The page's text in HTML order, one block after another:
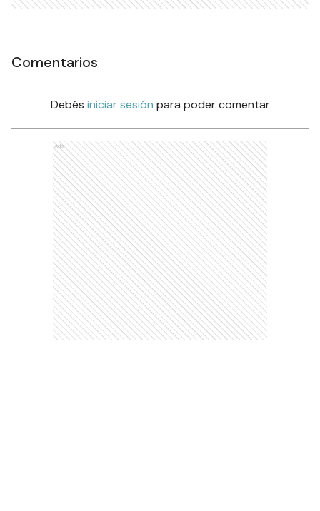
Comentarios
Debés iniciar sesión para poder comentar
Ads